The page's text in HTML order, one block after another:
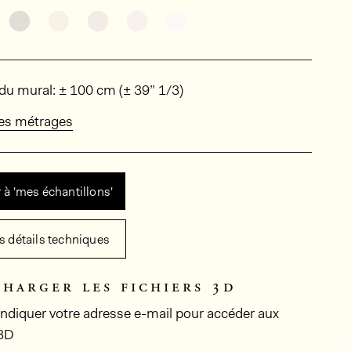
mural: ± 100 cm (± 39” 1/3)
métrages
à 'mes échantillons'
détails techniques
les fichiers 3d
votre adresse e-mail pour accéder aux